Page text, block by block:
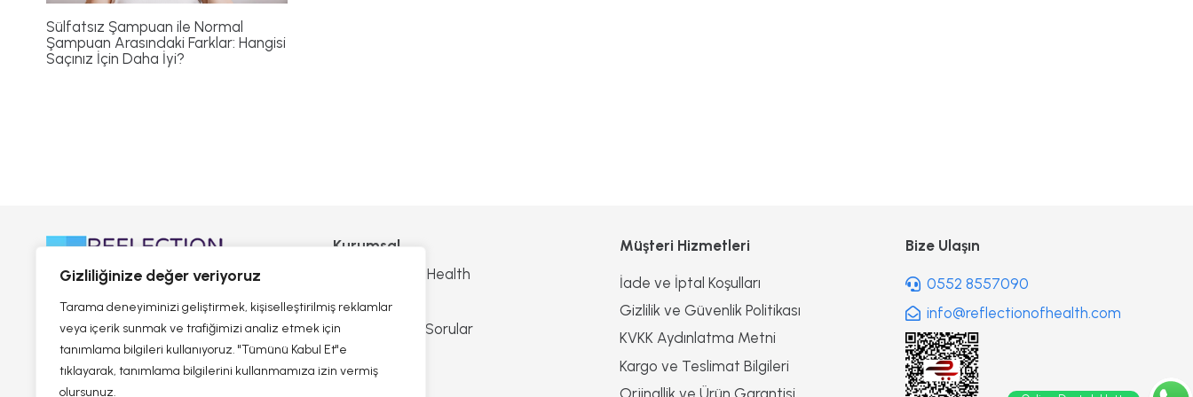
Gizliliğinize değer veriyoruz
Tarama deneyiminizi geliştirmek, kişiselleştirilmiş reklamlar
veya içerik sunmak ve trafiğimizi analiz etmek için
tanımlama bilgileri kullanıyoruz. "Tümünü Kabul Et"e
tıklayarak, tanımlama bilgilerini kullanmamıza izin vermiş
olursunuz.
Sülfatsız Şampuan ile Normal
Şampuan Arasındaki Farklar: Hangisi
Saçınız İçin Daha İyi?
Kurumsal
Reflection Of Health
Hikayemiz
Sıkça Sorulan Sorular
Bize Ulaşın
Müşteri Hizmetleri
İade ve İptal Koşulları
Gizlilik ve Güvenlik Politikası
KVKK Aydınlatma Metni
Kargo ve Teslimat Bilgileri
Orjinallik ve Ürün Garantisi
Bize Ulaşın
0552 8557090
info@reflectionofhealth.com